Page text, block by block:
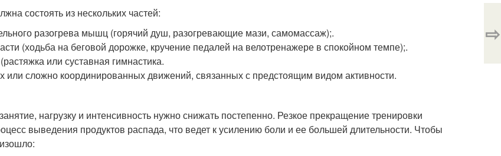
состоять из нескольких частей:
разогрева мышц (горячий душ, разогревающие мази, самомассаж);.
(ходьба на беговой дорожке, кручение педалей на велотренажере в спокойном темпе);.
или суставная гимнастика.
или сложно координированных движений, связанных с предстоящим видом активности.
нагрузку и интенсивность нужно снижать постепенно. Резкое прекращение тренировки
выведения продуктов распада, что ведет к усилению боли и ее большей длительности. Чтобы
⇨